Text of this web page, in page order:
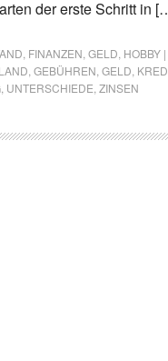
der erste Schritt in
FINANZEN GELD HOBBY
GEBÜHREN GELD
UNTERSCHIEDE ZINSEN